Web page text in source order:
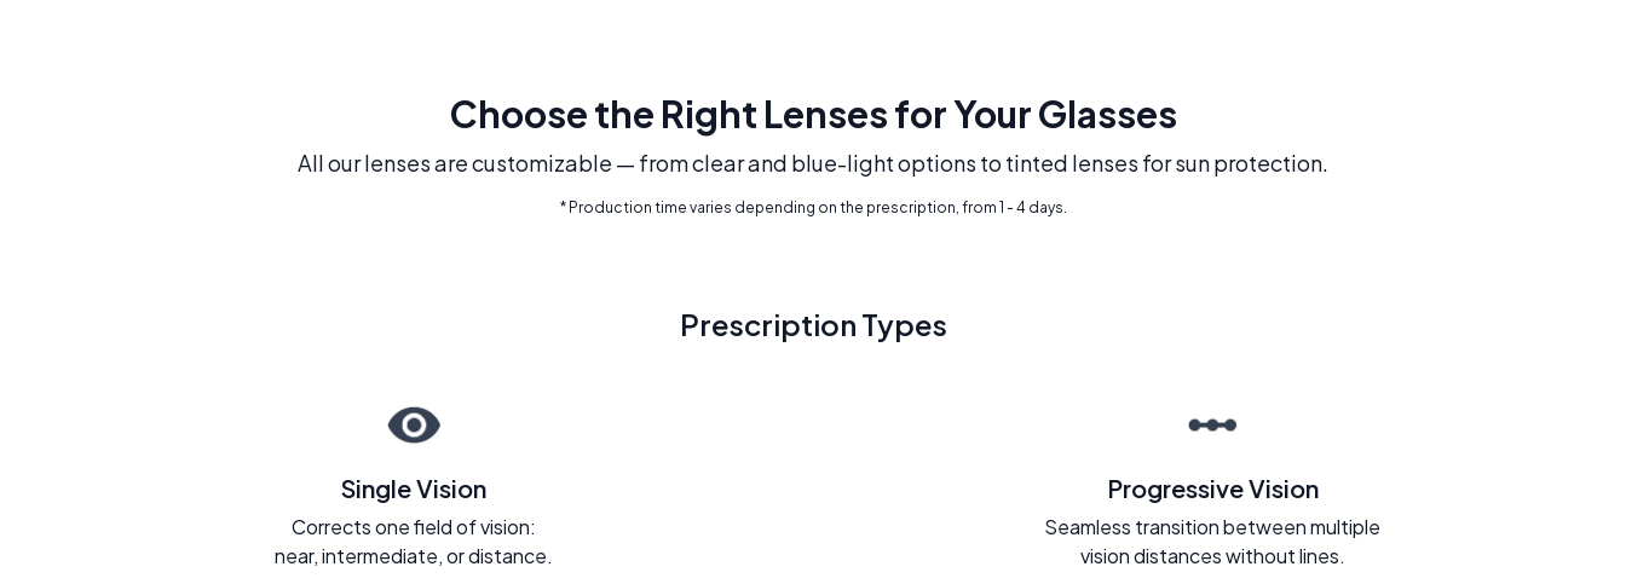
Choose the Right Lenses for Your Glasses
All our lenses are customizable — from clear and blue-light options to tinted lenses for sun protection.
* Production time varies depending on the prescription, from 1 - 4 days.
Prescription Types
Single Vision
Corrects one field of vision:
near, intermediate, or distance.
Progressive Vision
Seamless transition between multiple
vision distances without lines.